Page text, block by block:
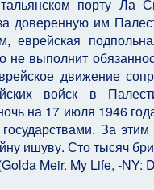
порту Ла
доверенную им
еврейская
не выполнит
движение
войск в
на 17 июля 1946
За
ишуву. Сто тысяч
Meir. My Life, -NY: